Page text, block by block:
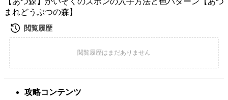
まれどうぶつの森】
攻略コンテンツ